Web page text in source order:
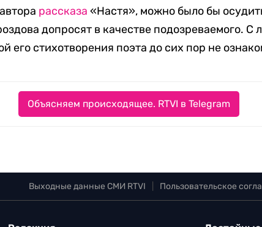
рассказа «Настя», можно было бы
допросят в качестве подозреваемого. С
его стихотворения поэта до сих пор не
Объясняем происходящее. RTVI в Telegram
Выходные данные СМИ RTVI Пользовательское